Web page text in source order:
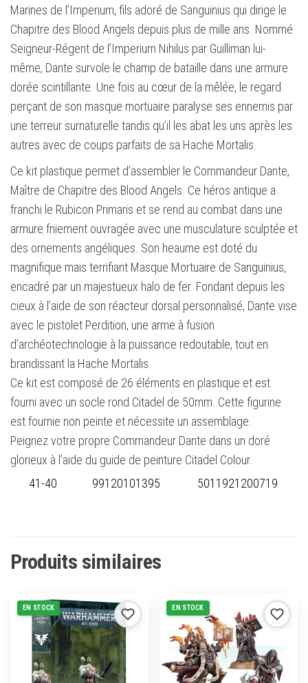
Marines de l’Imperium, fils adoré de Sanguinius qui dirige le
Chapitre des Blood Angels depuis plus de mille ans. Nommé
Seigneur-Régent de l’Imperium Nihilus par Guilliman lui-
même, Dante survole le champ de bataille dans une armure
dorée scintillante. Une fois au cœur de la mêlée, le regard
perçant de son masque mortuaire paralyse ses ennemis par
une terreur surnaturelle tandis qu’il les abat les uns après les
autres avec de coups parfaits de sa Hache Mortalis.
Ce kit plastique permet d’assembler le Commandeur Dante,
Maître de Chapitre des Blood Angels. Ce héros antique a
franchi le Rubicon Primaris et se rend au combat dans une
armure fniement ouvragée avec une musculature sculptée et
des ornements angéliques. Son heaume est doté du
magnifique mais terrifiant Masque Mortuaire de Sanguinius,
encadré par un majestueux halo de fer. Fondant depuis les
cieux à l’aide de son réacteur dorsal personnalisé, Dante vise
avec le pistolet Perdition, une arme à fusion
d’archéotechnologie à la puissance redoutable, tout en
brandissant la Hache Mortalis.
Ce kit est composé de 26 éléments en plastique et est
fourni avec un socle rond Citadel de 50mm. Cette figurine
est fournie non peinte et nécessite un assemblage.
Peignez votre propre Commandeur Dante dans un doré
glorieux à l’aide du guide de peinture Citadel Colour.
41-40
99120101395 5011921200719
Produits similaires
EN STOCK EN STOCK